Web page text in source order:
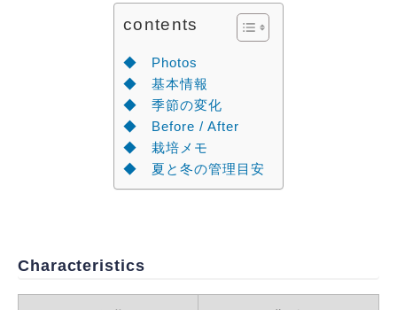
contents
◆ Photos
◆ 基本情報
◆ 季節の変化
◆ Before / After
◆ 栽培メモ
◆ 夏と冬の管理目安
Characteristics